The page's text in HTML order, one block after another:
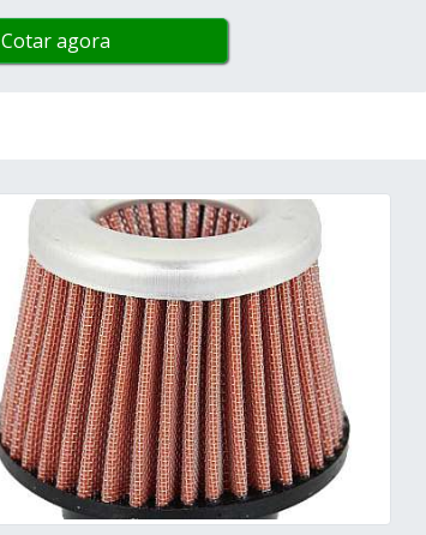
Cotar agora